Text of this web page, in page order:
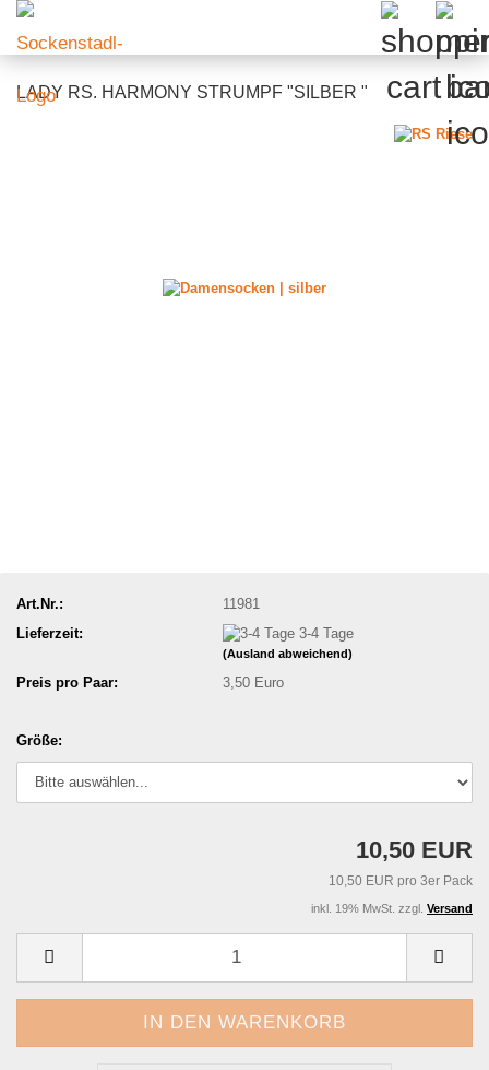
LADY RS. HARMONY STRUMPF "SILBER "
Art.Nr.:
11981
Lieferzeit:
3-4 Tage
(Ausland abweichend)
Preis pro Paar: 3,50 Euro
Größe:
10,50 EUR
10,50 EUR pro 3er Pack
inkl. 19% MwSt. zzgl. Versand